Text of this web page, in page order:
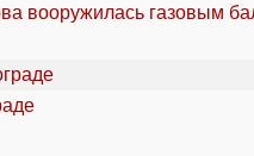
вооружилась газовым